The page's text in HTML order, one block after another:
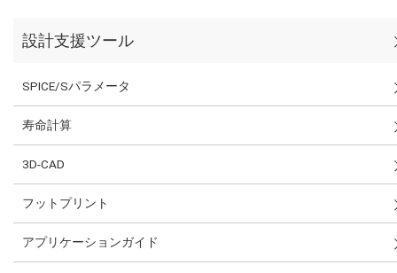
設計支援ツール
SPICE/Sパラメータ
寿命計算
3D-CAD
フットプリント
アプリケーションガイド